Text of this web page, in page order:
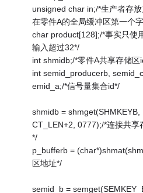
unsigned char in;/*生产者存
在零件A的全局缓冲区第一个
char product[128];/*事实只使
输入超过32*/
int shmidb;/*零件A共享存储区
int semid_producerb,
emid_a;/*信号量集合id*/
shmidb = shmget(SHMKEYB,
CT_LEN+2, 0777);/*连接共享
*/
p_bufferb =
区地址*/
semid_b =